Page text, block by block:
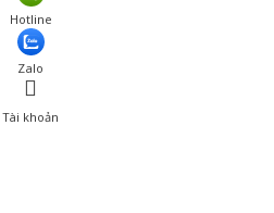
Hotline
Zalo
Tài khoản